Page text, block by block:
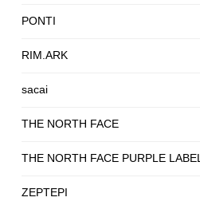
PONTI
RIM.ARK
sacai
THE NORTH FACE
THE NORTH FACE PURPLE LABEL
ZEPTEPI